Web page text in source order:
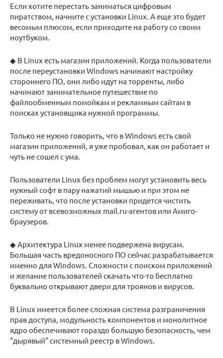
Если хотите перестать заниматься цифровым
пиратством, начните с установки Linux. А еще это будет
весомым плюсом, если приходите на работу со своим
ноутбуком.
◆ В Linux есть магазин приложений. Когда пользователи
после переустановки Windows начинают настройку
стороннего ПО, они либо идут на торренты, либо
начинают занимательное путешествие по
файлообменным помойкам и рекламным сайтам в
поисках установщика нужной программы.
Только не нужно говорить, что в Windows есть свой
магазин приложений, я уже пробовал, как он работает и
чуть не сошел с ума.
Пользователи Linux без проблем могут установить весь
нужный софт в пару нажатий мышью и при этом не
переживать, что после установки придется чистить
систему от всевозможных mail.ru-агентов или Амиго-
браузеров.
◆ Архитектура Linux менее подвержена вирусам.
Большая часть вредоносного ПО сейчас разрабатывается
именно для Windows. Сложности с поиском приложений
и желание пользователей скачать что-то бесплатно
буквально открывают двери для троянов и вирусов.
В Linux имеется более сложная система разграничения
прав доступа, модульность компонентов и монолитное
ядро обеспечивают гораздо большую безопасность, чем
“дырявый” системный реестр в Windows.